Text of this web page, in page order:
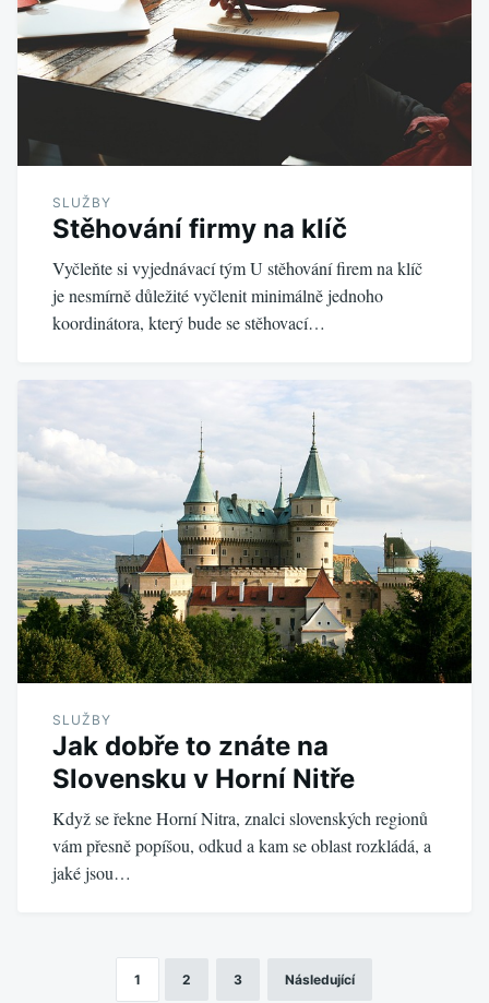
SLUŽBY
Stěhování firmy na klíč
Vyčleňte si vyjednávací tým U stěhování firem na klíč
je nesmírně důležité vyčlenit minimálně jednoho
koordinátora, který bude se stěhovací…
SLUŽBY
Jak dobře to znáte na
Slovensku v Horní Nitře
Když se řekne Horní Nitra, znalci slovenských regionů
vám přesně popíšou, odkud a kam se oblast rozkládá, a
jaké jsou…
Stránkování
1 2 3 Následující